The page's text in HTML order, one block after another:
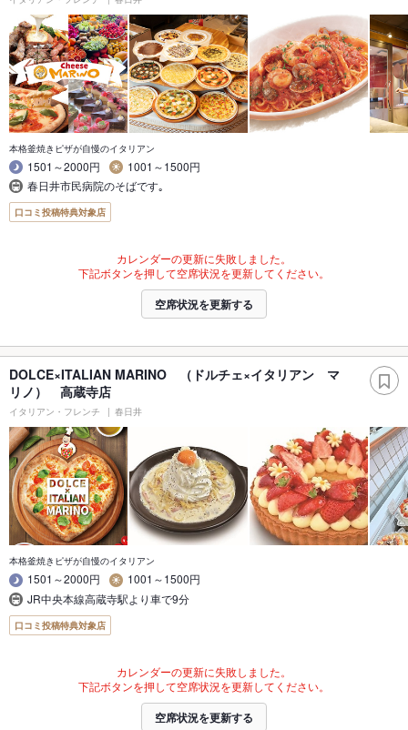
本格釜焼きピザが自慢のイタリアン
1501～2000円
1001～1500円
春日井市民病院のそばです｡
口コミ投稿特典対象店
カレンダーの更新に失敗しました。
下記ボタンを押して空席状況を更新してください。
空席状況を更新する
DOLCE×ITALIAN MARINO （ドルチェ×イタリアン マ
リノ） 高蔵寺店
イタリアン・フレンチ 春日井
本格釜焼きピザが自慢のイタリアン
1501～2000円
1001～1500円
JR中央本線高蔵寺駅より車で9分
口コミ投稿特典対象店
カレンダーの更新に失敗しました。
下記ボタンを押して空席状況を更新してください。
空席状況を更新する